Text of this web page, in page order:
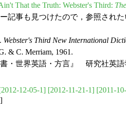
That the Truth: Webster's Third:
記事も見つけたので，参照された
Webster's Third New International
& C. Merriam, 1961.
・世界英語・方言』 研究社英語
12-05-1] [2012-11-21-1] [2011-
]